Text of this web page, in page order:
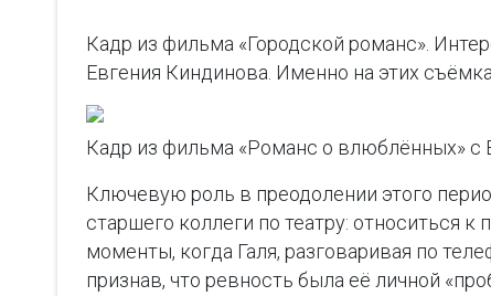
Кадр из фильма «Городской романс».
Евгения Киндинова. Именно на этих
Кадр из фильма «Романс о влюблённых» с
Ключевую роль в преодолении этого
старшего коллеги по театру: относиться
моменты, когда Галя, разговаривая по
признав, что ревность была её личной